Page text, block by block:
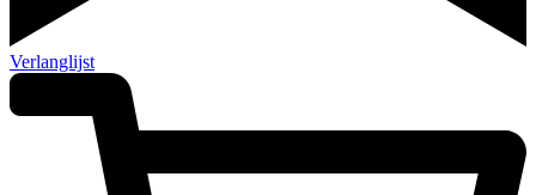
Verlanglijst